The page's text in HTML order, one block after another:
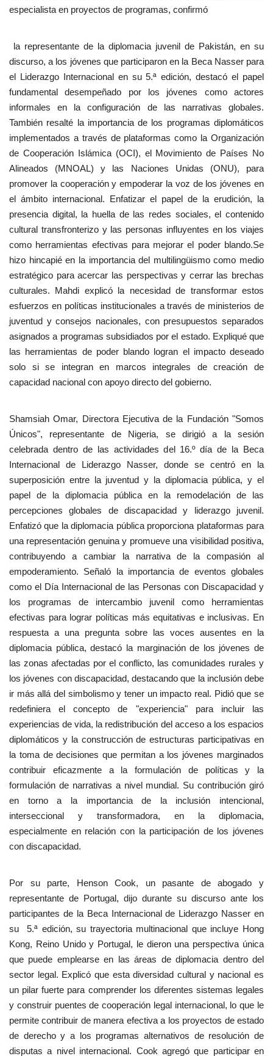
especialista en proyectos de programas, confirmó
la representante de la diplomacia juvenil de Pakistán, en su
discurso, a los jóvenes que participaron en la Beca Nasser para
el Liderazgo Internacional en su 5.ª edición, destacó el papel
fundamental desempeñado por los jóvenes como actores
informales en la configuración de las narrativas globales.
También resalté la importancia de los programas diplomáticos
implementados a través de plataformas como la Organización
de Cooperación Islámica (OCI), el Movimiento de Países No
Alineados (MNOAL) y las Naciones Unidas (ONU), para
promover la cooperación y empoderar la voz de los jóvenes en
el ámbito internacional. Enfatizar el papel de la erudición, la
presencia digital, la huella de las redes sociales, el contenido
cultural transfronterizo y las personas influyentes en los viajes
como herramientas efectivas para mejorar el poder blando.Se
hizo hincapié en la importancia del multilingüismo como medio
estratégico para acercar las perspectivas y cerrar las brechas
culturales. Mahdi explicó la necesidad de transformar estos
esfuerzos en políticas institucionales a través de ministerios de
juventud y consejos nacionales, con presupuestos separados
asignados a programas subsidiados por el estado. Expliqué que
las herramientas de poder blando logran el impacto deseado
solo si se integran en marcos integrales de creación de
capacidad nacional con apoyo directo del gobierno.
Shamsiah Omar, Directora Ejecutiva de la Fundación "Somos
Únicos", representante de Nigeria, se dirigió a la sesión
celebrada dentro de las actividades del 16.º día de la Beca
Internacional de Liderazgo Nasser, donde se centró en la
superposición entre la juventud y la diplomacia pública, y el
papel de la diplomacia pública en la remodelación de las
percepciones globales de discapacidad y liderazgo juvenil.
Enfatizó que la diplomacia pública proporciona plataformas para
una representación genuina y promueve una visibilidad positiva,
contribuyendo a cambiar la narrativa de la compasión al
empoderamiento. Señaló la importancia de eventos globales
como el Día Internacional de las Personas con Discapacidad y
los programas de intercambio juvenil como herramientas
efectivas para lograr políticas más equitativas e inclusivas. En
respuesta a una pregunta sobre las voces ausentes en la
diplomacia pública, destacó la marginación de los jóvenes de
las zonas afectadas por el conflicto, las comunidades rurales y
los jóvenes con discapacidad, destacando que la inclusión debe
ir más allá del simbolismo y tener un impacto real. Pidió que se
redefiniera el concepto de "experiencia" para incluir las
experiencias de vida, la redistribución del acceso a los espacios
diplomáticos y la construcción de estructuras participativas en
la toma de decisiones que permitan a los jóvenes marginados
contribuir eficazmente a la formulación de políticas y la
formulación de narrativas a nivel mundial. Su contribución giró
en torno a la importancia de la inclusión intencional,
interseccional y transformadora, en la diplomacia,
especialmente en relación con la participación de los jóvenes
con discapacidad.
Por su parte, Henson Cook, un pasante de abogado y
representante de Portugal, dijo durante su discurso ante los
participantes de la Beca Internacional de Liderazgo Nasser en
su 5.ª edición, su trayectoria multinacional que incluye Hong
Kong, Reino Unido y Portugal, le dieron una perspectiva única
que puede emplearse en las áreas de diplomacia dentro del
sector legal. Explicó que esta diversidad cultural y nacional es
un pilar fuerte para comprender los diferentes sistemas legales
y construir puentes de cooperación legal internacional, lo que le
permite contribuir de manera efectiva a los proyectos de estado
de derecho y a los programas alternativos de resolución de
disputas a nivel internacional. Cook agregó que participar en